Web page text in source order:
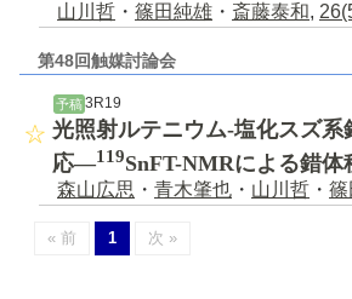
山川哲 ・ 篠田純雄 ・ 斎藤泰和,
第48回触媒討論会
予稿 3R19
光照射ルテニウム-塩化スズ
応―119SnFT-NMRによる錯体
森山広思 ・ 青木肇也 ・ 山川哲 ・ 篠
« 前 1 次 »